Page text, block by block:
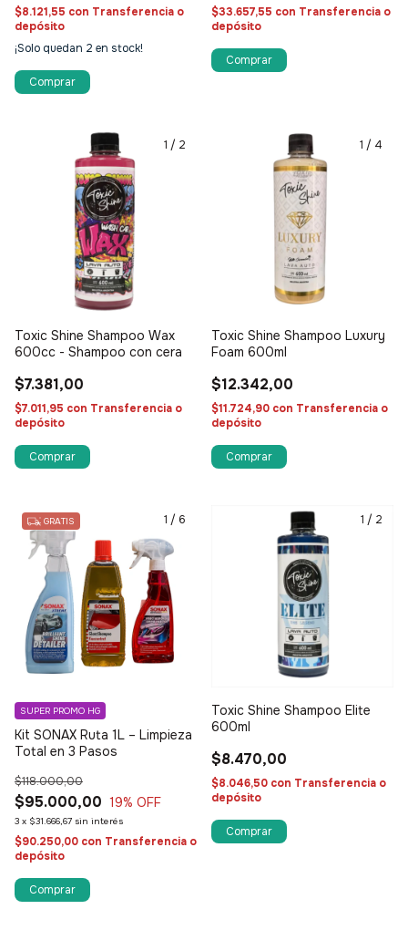
$8.121,55 con Transferencia o
depósito
¡Solo quedan 2 en stock!
Comprar
$33.657,55 con Transferencia o
depósito
1 / 2
Toxic Shine Shampoo Wax
600cc - Shampoo con cera
$7.381,00
$7.011,95 con Transferencia o
depósito
1 / 4
Toxic Shine Shampoo Luxury
Foam 600ml
$12.342,00
$11.724,90 con Transferencia o
depósito
1 / 6
GRATIS
Kit SONAX Ruta 1L – Limpieza
Total en 3 Pasos
$95.000,00
$118.000,00
19% OFF
3 x $31.666,67 sin interés
SUPER PROMO HG
$90.250,00 con Transferencia o
depósito
1 / 2
Toxic Shine Shampoo Elite
600ml
$8.470,00
$8.046,50 con Transferencia o
depósito